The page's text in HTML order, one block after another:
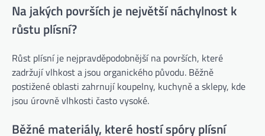
Na jakých površích je největší náchylnost k
růstu plísní?
Růst plísní je nejpravděpodobnější na površích, které
zadržují vlhkost a jsou organického původu. Běžně
postižené oblasti zahrnují koupelny, kuchyně a sklepy, kde
jsou úrovně vlhkosti často vysoké.
Běžné materiály, které hostí spóry plísní